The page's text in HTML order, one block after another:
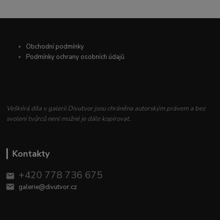
Obchodní podmínky
Podmínky ochrany osobních údajů
Veškérá díla v galerii Divutvor jsou chráněna autorským právem a bez
svolení tvůrců není možné je dále kopírovat.
Kontakty
+420 778 736 675
galerie@divutvor.cz